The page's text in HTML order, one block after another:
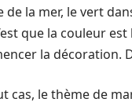
de la mer, le vert
que la couleur
la décoration.
cas, le thème de